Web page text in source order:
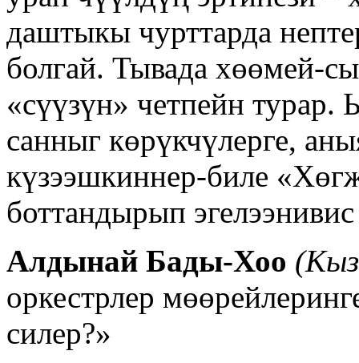
даштыкы чурттарда
болгай. Тывада хөөмей-
«сүүзүн» четпейн
санныг көрүкчүлерге,
күзээшкиннер-биле
боттандырып
Алдынай Бады-Хоо
оркестрлер
силер?»